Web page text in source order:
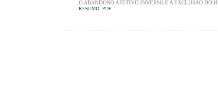
O ABANDONO AFETIVO INVERSO E A EXCLUSÃO DO
RESUMO PDF